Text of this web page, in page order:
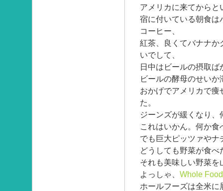
アメリカに来てから
宿に付いている朝食は
コーヒー、
紅茶、良くてバナナか
いでして、
日中はビールの摂取
ビールの酵母のせい
おかげでアメリカで
た。
ジーンズが緩くなり
これはいかん。何か食
でも巨大ピッツァや
どうしても野菜が食べ
それも美味しい野菜を
よっしゃ、 Whole
ホールフーズは全米